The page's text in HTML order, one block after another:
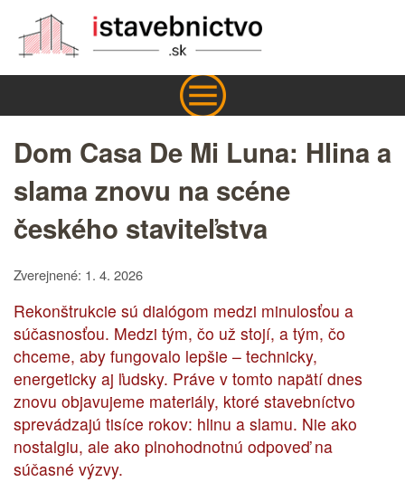
Dom Casa De Mi Luna: Hlina a
slama znovu na scéne
českého staviteľstva
Zverejnené: 1. 4. 2026
Rekonštrukcie sú dialógom medzi minulosťou a
súčasnosťou. Medzi tým, čo už stojí, a tým, čo
chceme, aby fungovalo lepšie – technicky,
energeticky aj ľudsky. Práve v tomto napätí dnes
znovu objavujeme materiály, ktoré stavebníctvo
sprevádzajú tisíce rokov: hlinu a slamu. Nie ako
nostalgiu, ale ako plnohodnotnú odpoveď na
súčasné výzvy.